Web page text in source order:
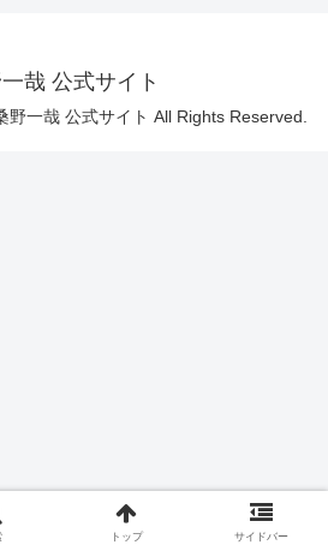
哉 公式サイト
一哉 公式サイト All Rights Reserved.
トップ サイドバー